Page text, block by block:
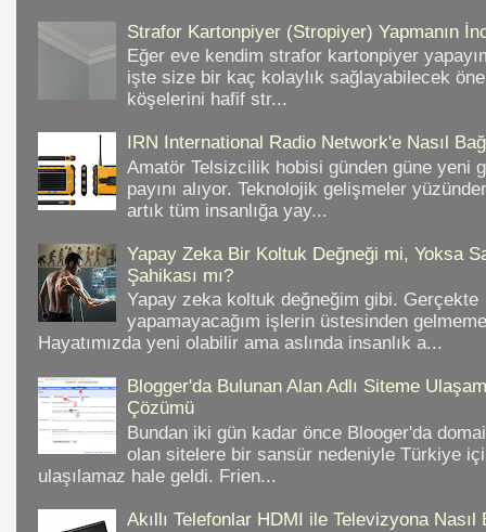
Strafor Kartonpiyer (Stropiyer) Yapmanın
Eğer eve kendim strafor kartonpiyer
işte size bir kaç kolaylık sağlayabilecek
köşelerini hafif str...
IRN International Radio Network'e Nasıl
Amatör Telsizcilik hobisi günden güne yeni
payını alıyor. Teknolojik gelişmeler
artık tüm insanlığa yay...
Yapay Zeka Bir Koltuk Değneği mi, Yoksa
Şahikası mı?
Yapay zeka koltuk değneğim gibi. Gerçekte
yapamayacağım işlerin üstesinden
Hayatımızda yeni olabilir ama aslında insanlık a...
Blogger'da Bulunan Alan Adlı Siteme
Çözümü
Bundan iki gün kadar önce Blooger'da
olan sitelere bir sansür nedeniyle Türkiye
ulaşılamaz hale geldi. Frien...
Akıllı Telefonlar HDMI ile Televizyona Nasıl